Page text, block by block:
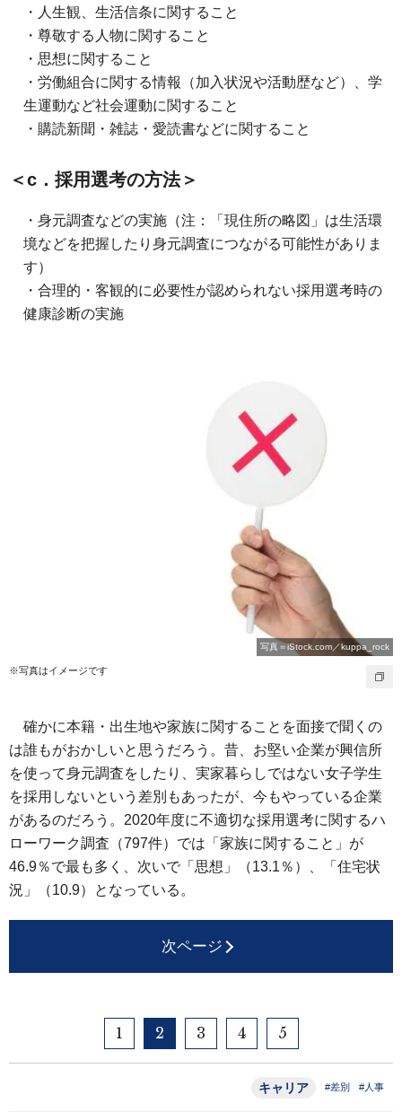
・人生観、生活信条に関すること
・尊敬する人物に関すること
・思想に関すること
・労働組合に関する情報（加入状況や活動歴など）、学
生運動など社会運動に関すること
・購読新聞・雑誌・愛読書などに関すること
＜c．採用選考の方法＞
・身元調査などの実施（注：「現住所の略図」は生活環
境などを把握したり身元調査につながる可能性がありま
す）
・合理的・客観的に必要性が認められない採用選考時の
健康診断の実施
写真＝iStock.com／kuppa_rock
※写真はイメージです
確かに本籍・出生地や家族に関することを面接で聞くの
は誰もがおかしいと思うだろう。昔、お堅い企業が興信所
を使って身元調査をしたり、実家暮らしではない女子学生
を採用しないという差別もあったが、今もやっている企業
があるのだろう。2020年度に不適切な採用選考に関するハ
ローワーク調査（797件）では「家族に関すること」が
46.9％で最も多く、次いで「思想」（13.1％）、「住宅状
況」（10.9）となっている。
次ページ
1 2 3 4 5
キャリア #差別 #人事